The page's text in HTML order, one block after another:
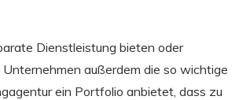
Dienstleistung bieten oder
außerdem die so wichtige
ein Portfolio anbietet, dass zu